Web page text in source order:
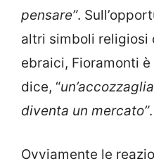
pensare”.
altri simboli religiosi
ebraici, Fioramonti
dice, “
diventa un mercato”.
Ovviamente le